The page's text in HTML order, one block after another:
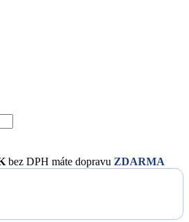
bez DPH máte dopravu ZDARMA